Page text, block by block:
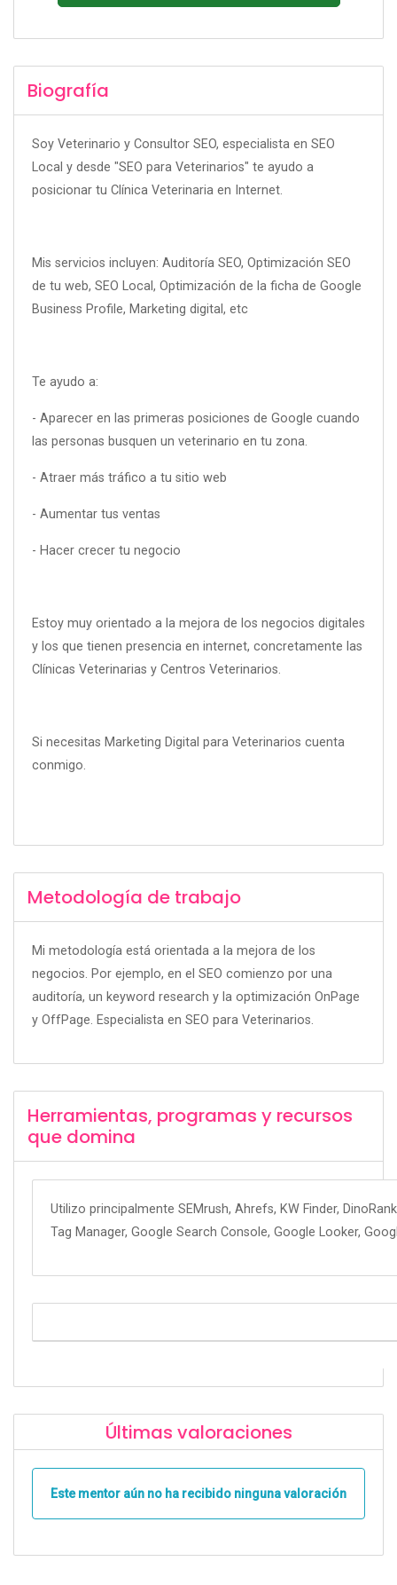
Biografía
Soy Veterinario y Consultor SEO, especialista en SEO
Local y desde "SEO para Veterinarios" te ayudo a
posicionar tu Clínica Veterinaria en Internet.
Mis servicios incluyen: Auditoría SEO, Optimización SEO
de tu web, SEO Local, Optimización de la ficha de Google
Business Profile, Marketing digital, etc
Te ayudo a:
- Aparecer en las primeras posiciones de Google cuando
las personas busquen un veterinario en tu zona.
- Atraer más tráfico a tu sitio web
- Aumentar tus ventas
- Hacer crecer tu negocio
Estoy muy orientado a la mejora de los negocios digitales
y los que tienen presencia en internet, concretamente las
Clínicas Veterinarias y Centros Veterinarios.
Si necesitas Marketing Digital para Veterinarios cuenta
conmigo.
Metodología de trabajo
Mi metodología está orientada a la mejora de los
negocios. Por ejemplo, en el SEO comienzo por una
auditoría, un keyword research y la optimización OnPage
y OffPage. Especialista en SEO para Veterinarios.
Herramientas, programas y recursos
que domina
Utilizo principalmente SEMrush, Ahrefs, KW Finder,
Tag Manager, Google Search Console, Google Looker,
Últimas valoraciones
Este mentor aún no ha recibido ninguna valoración